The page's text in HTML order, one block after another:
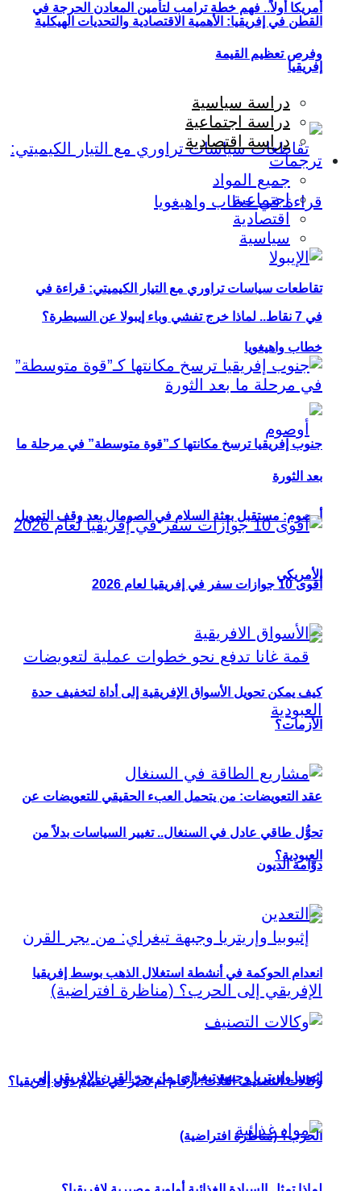
أمريكا أولاً.. فهم خطة ترامب لتأمين المعادن الحرجة في
إفريقيا
تقاطعات سياسات تراوري مع التيار الكيميتي: قراءة في
خطاب واهيغويا
أوصوم: مستقبل بعثة السلام في الصومال بعد وقف التمويل
الأمريكي
عقد التعويضات: من يتحمل العبء الحقيقي للتعويضات عن
العبودية؟
إثيوبيا وإريتريا وجبهة تيغراي: من يجر القرن الإفريقي إلى
الحرب؟ (مناظرة افتراضية)
القطن في إفريقيا: الأهمية الاقتصادية والتحديات الهيكلية
وفرص تعظيم القيمة
دراسة سياسية
دراسة اجتماعية
دراسة اقتصادية
ترجمات
جميع المواد
اجتماعية
اقتصادية
سياسية
في 7 نقاط.. لماذا خرج تفشي وباء إيبولا عن السيطرة؟
جنوب إفريقيا ترسخ مكانتها كـ”قوة متوسطة” في مرحلة ما
بعد الثورة
أقوى 10 جوازات سفر في إفريقيا لعام 2026
كيف يمكن تحويل الأسواق الإفريقية إلى أداة لتخفيف حدة
الأزمات؟
تحوُّل طاقي عادل في السنغال.. تغيير السياسات بدلاً من
دوّامة الديون
انعدام الحوكمة في أنشطة استغلال الذهب بوسط إفريقيا
وكالات التصنيف الثلاث: أرقام أم تحيّز في تقييم دول إفريقيا؟